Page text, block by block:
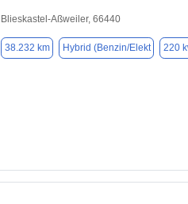
Blieskastel-Aßweiler, 66440
38.232 km Hybrid (Benzin/Elekt 220